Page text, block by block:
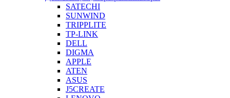
SATECHI
SUNWIND
TRIPPLITE
TP-LINK
DELL
DIGMA
APPLE
ATEN
ASUS
J5CREATE